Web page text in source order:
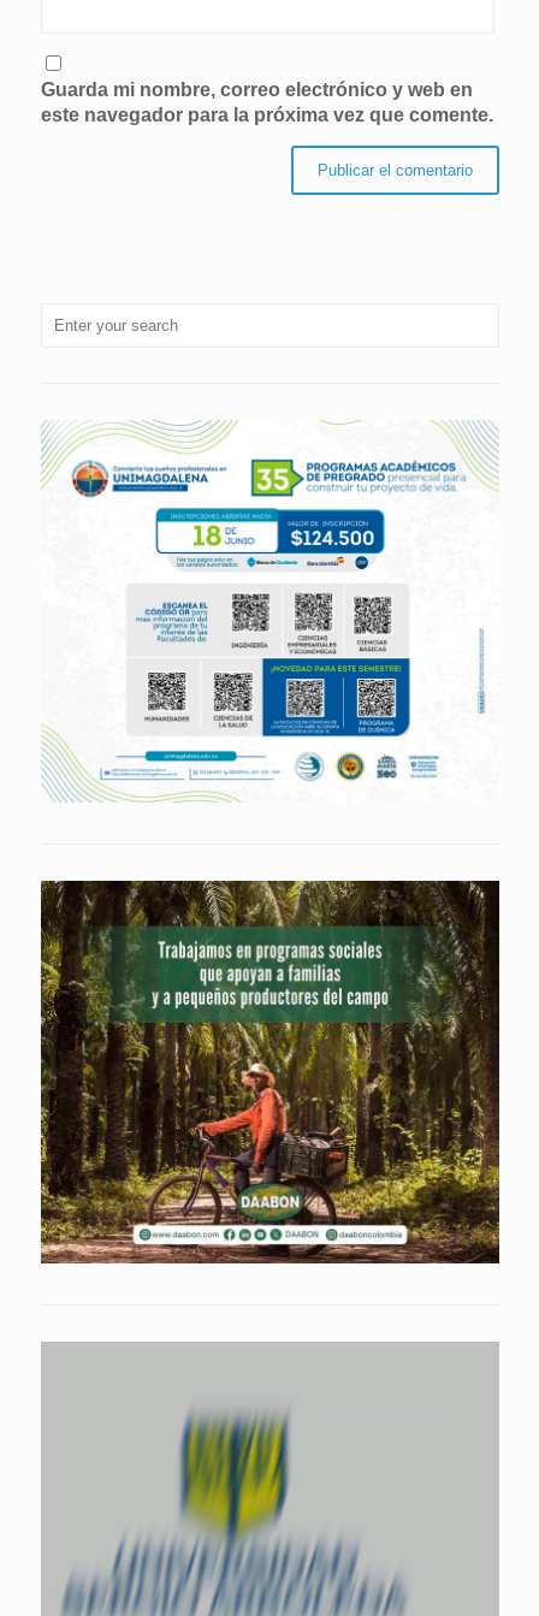
Guarda mi nombre, correo electrónico y web en
este navegador para la próxima vez que comente.